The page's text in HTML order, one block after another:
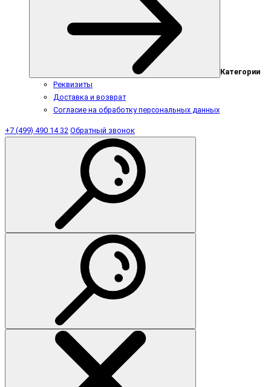
Категории
Реквизиты
Доставка и возврат
Согласие на обработку персональных данных
+7 (499) 490 14 32 Обратный звонок